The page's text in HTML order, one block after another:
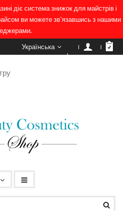
діє система знижок для майстрів і
ви можете зв'язавшись з нашими
Українська